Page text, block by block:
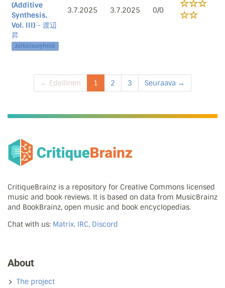
(Additive
Synthesis,
Vol. III) - 渡辺
昇
Julkaisuryhmä
3.7.2025 3.7.2025 0/0
← Edellinen 1 2 3 Seuraava →
CritiqueBrainz is a repository for Creative Commons licensed
music and book reviews. It is based on data from MusicBrainz
and BookBrainz, open music and book encyclopedias.
Chat with us: Matrix, IRC, Discord
About
The project